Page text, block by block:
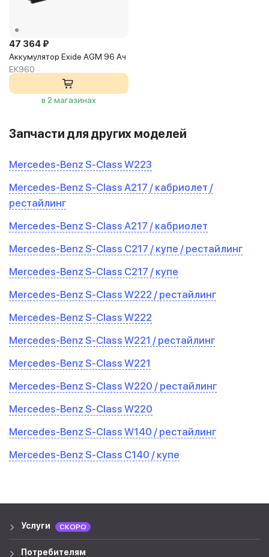
47 364 ₽
Аккумулятор Exide AGM 96 Ач
EK960
в 2 магазинах
Запчасти для других моделей
Mercedes-Benz S-Class W223
Mercedes-Benz S-Class A217 / кабриолет /
рестайлинг
Mercedes-Benz S-Class A217 / кабриолет
Mercedes-Benz S-Class C217 / купе / рестайлинг
Mercedes-Benz S-Class C217 / купе
Mercedes-Benz S-Class W222 / рестайлинг
Mercedes-Benz S-Class W222
Mercedes-Benz S-Class W221 / рестайлинг
Mercedes-Benz S-Class W221
Mercedes-Benz S-Class W220 / рестайлинг
Mercedes-Benz S-Class W220
Mercedes-Benz S-Class W140 / рестайлинг
Mercedes-Benz S-Class C140 / купе
Услуги СКОРО
Потребителям